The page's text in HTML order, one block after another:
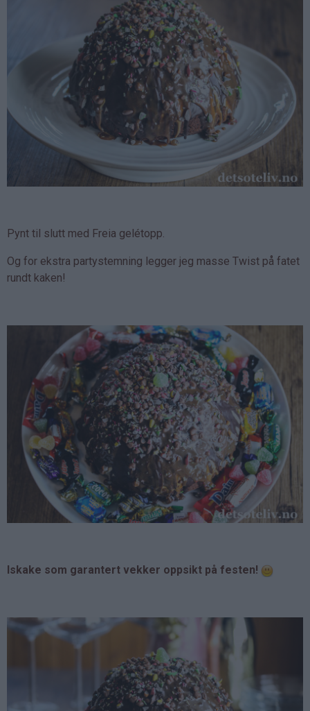
Pynt til slutt med Freia gelétopp.
Og for ekstra partystemning legger jeg masse Twist på fatet
rundt kaken!
Iskake som garantert vekker oppsikt på festen!